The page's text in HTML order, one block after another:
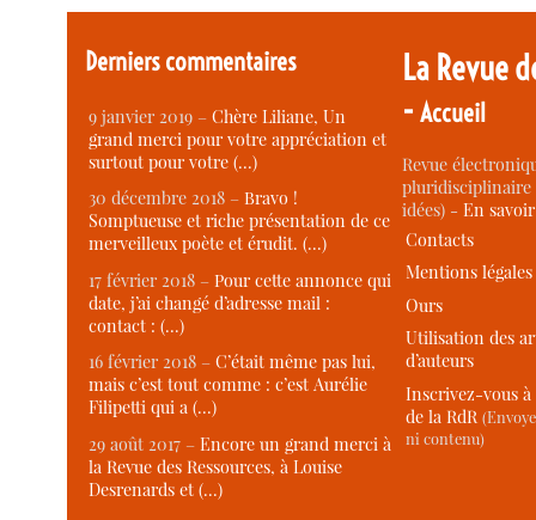
Derniers commentaires
9 janvier 2019 –Chère Liliane, Un
grand merci pour votre appréciation et
surtout pour votre (…)
30 décembre 2018 –Bravo !
Somptueuse et riche présentation de ce
merveilleux poète et érudit. (…)
17 février 2018 –Pour cette annonce qui
date, j’ai changé d’adresse mail :
contact : (…)
16 février 2018 –C’était même pas lui,
mais c’est tout comme : c’est Aurélie
Filipetti qui a (…)
29 août 2017 –Encore un grand merci à
la Revue des Ressources, à Louise
Desrenards et (…)
La Revue
-Accueil
Revue
idées) -En
Contacts
Mentions légales
Ours
Utilisation des
d’auteurs
Inscrivez-vous
de la RdR
ni contenu)